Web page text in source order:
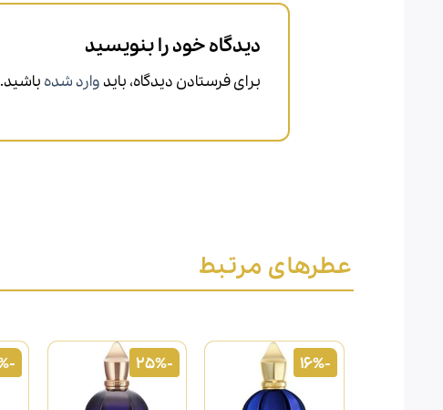
دیدگاه خود را بنویسید
برای فرستادن دیدگاه، باید وارد شده باشید.
عطرهای مرتبط
-16%
-25%
-16%